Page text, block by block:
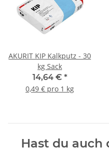
AKURIT KIP Kalkputz - 30
kg Sack
14,64 € *
0,49 € pro 1 kg
Hast du auch